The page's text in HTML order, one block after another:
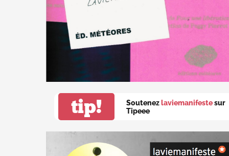
tip! Soutenez laviemanifestesur
Tipeee